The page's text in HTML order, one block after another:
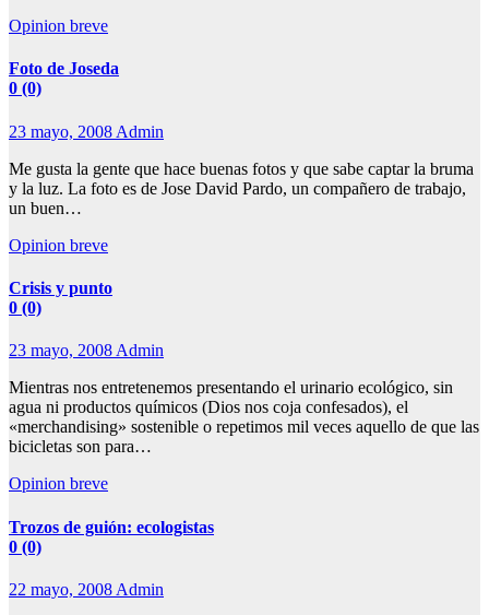
Opinion breve
Foto de Joseda
0 (0)
23 mayo, 2008 Admin
Me gusta la gente que hace buenas fotos y que sabe captar la bruma
y la luz. La foto es de Jose David Pardo, un compañero de trabajo,
un buen…
Opinion breve
Crisis y punto
0 (0)
23 mayo, 2008 Admin
Mientras nos entretenemos presentando el urinario ecológico, sin
agua ni productos químicos (Dios nos coja confesados), el
«merchandising» sostenible o repetimos mil veces aquello de que las
bicicletas son para…
Opinion breve
Trozos de guión: ecologistas
0 (0)
22 mayo, 2008 Admin